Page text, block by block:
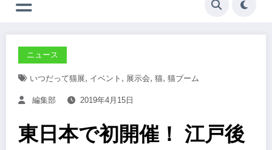
ニュース
いつだって猫展, イベント , 展示会, 猫, 猫ブーム
編集部 2019年4月15日
東日本で初開催！ 江戸後